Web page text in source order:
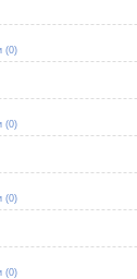
(0)
(0)
(0)
(0)